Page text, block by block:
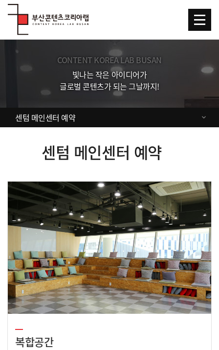
Skip Menu
CONTENT KOREA LAB BUSAN
빛나는 작은 아이디어가
글로벌 콘텐츠가 되는 그날까지!
센텀 메인센터 예약
센텀 메인센터 예약
복합공간